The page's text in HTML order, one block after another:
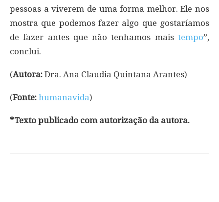
pessoas a viverem de uma forma melhor. Ele nos
mostra que podemos fazer algo que gostaríamos
de fazer antes que não tenhamos mais tempo”,
conclui.
(Autora: Dra. Ana Claudia Quintana Arantes)
(Fonte: humanavida)
*Texto publicado com autorização da autora.